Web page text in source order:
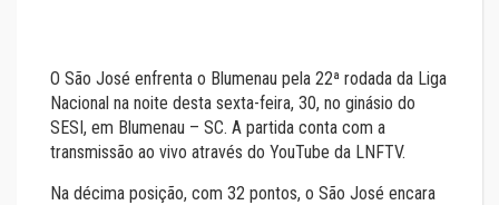
O São José enfrenta o Blumenau pela 22ª rodada da Liga
Nacional na noite desta sexta-feira, 30, no ginásio do
SESI, em Blumenau – SC. A partida conta com a
transmissão ao vivo através do YouTube da LNFTV.
Na décima posição, com 32 pontos, o São José encara